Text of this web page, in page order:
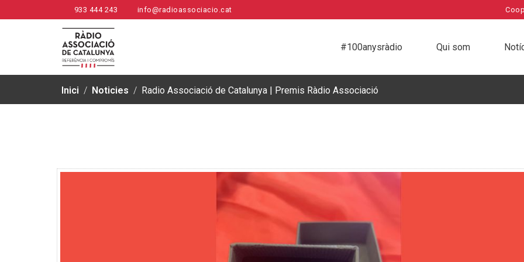
933 444 243 info@radioassociacio.cat
#100anysràdio Qui som
Inici / Noticies / Radio Associació de Catalunya | Premis Ràdio Associació